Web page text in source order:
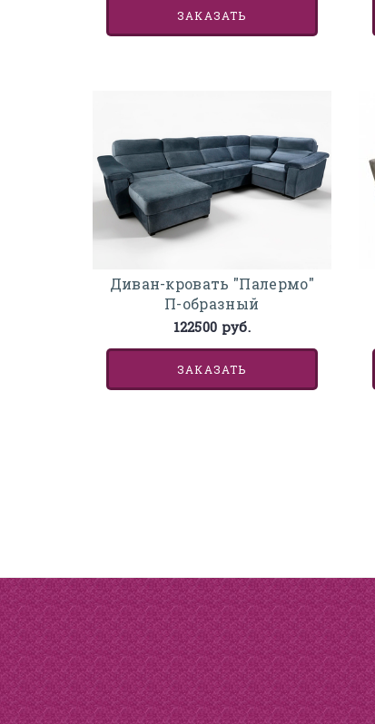
ЗАКАЗАТЬ
Диван-кровать "Палермо"
П-образный
122500 руб.
ЗАКАЗАТЬ